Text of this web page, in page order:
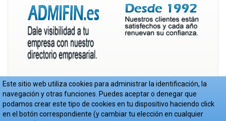
Este sitio web utiliza cookies para administrar la identificación, la
navegación y otras funciones. Puedes aceptar o denegar que
podamos crear este tipo de cookies en tu dispositivo haciendo click
en el botón correspondiente (y cambiar tu elección en cualquier